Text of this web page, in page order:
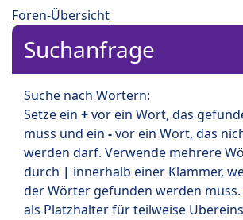
Foren-Übersicht
Suchanfrage
Suche nach Wörtern:
Setze ein +vor ein Wort, das
muss und ein -vor ein Wort, das
werden darf. Verwende mehrere
durch | innerhalb einer Klammer,
der Wörter gefunden werden
als Platzhalter für teilweise